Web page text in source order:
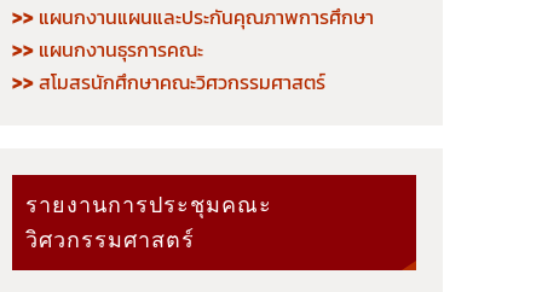
>> แผนกงานแผนและประกันคุณภาพการศึกษา
>> แผนกงานธุรการคณะ
>>สโมสรนักศึกษาคณะวิศวกรรมศาสตร์
รายงานการประชุมคณะ
วิศวกรรมศาสตร์